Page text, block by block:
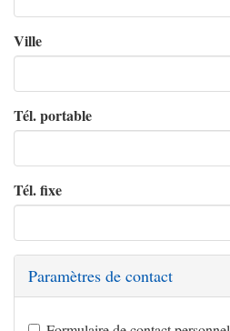
Ville
Tél. portable
Tél. fixe
Paramètres de contact